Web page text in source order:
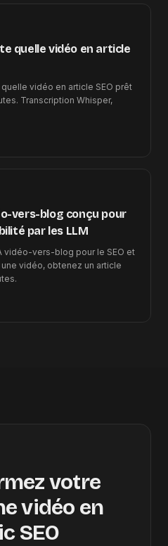
quelle vidéo en article
vidéo en article SEO prêt
Transcription Whisper,
vers-blog conçu pour
par les LLM
vidéo-vers-blog pour le SEO et
vidéo, obtenez un article
votre
vidéo en
SEO